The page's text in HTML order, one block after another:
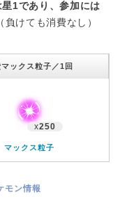
1であり、参加には
負けても消費なし）
ックス粒子／1回
x250
マックス粒子
モン情報